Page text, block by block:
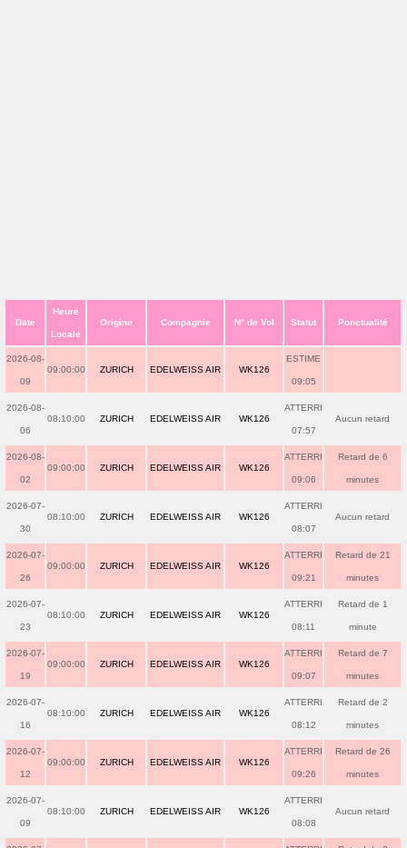
Date
Heure
Locale
Origine Compagnie N° de Vol Statut Ponctualité
2026-08-
09
09:00:00 ZURICH EDELWEISS AIR WK126
ESTIME
09:05
2026-08-
06
08:10:00 ZURICH EDELWEISS AIR WK126
ATTERRI
07:57
Aucun retard
2026-08-
02
09:00:00 ZURICH EDELWEISS AIR WK126
ATTERRI
09:06
Retard de 6
minutes
2026-07-
30
08:10:00 ZURICH EDELWEISS AIR WK126
ATTERRI
08:07
Aucun retard
2026-07-
26
09:00:00 ZURICH EDELWEISS AIR WK126
ATTERRI
09:21
Retard de 21
minutes
2026-07-
23
08:10:00 ZURICH EDELWEISS AIR WK126
ATTERRI
08:11
Retard de 1
minute
2026-07-
19
09:00:00 ZURICH EDELWEISS AIR WK126
ATTERRI
09:07
Retard de 7
minutes
2026-07-
16
08:10:00 ZURICH EDELWEISS AIR WK126
ATTERRI
08:12
Retard de 2
minutes
2026-07-
12
09:00:00 ZURICH EDELWEISS AIR WK126
ATTERRI
09:26
Retard de 26
minutes
2026-07-
09
08:10:00 ZURICH EDELWEISS AIR WK126
ATTERRI
08:08
Aucun retard